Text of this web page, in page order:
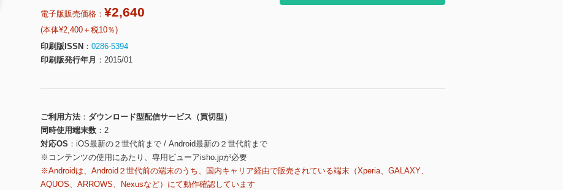
電子版販売価格： ¥2,640
(本体¥2,400＋税10％)
印刷版ISSN
0286-5394
印刷版発行年月
2015/01
ご利用方法
ダウンロード型配信サービス（買切型）
同時使用端末数
2
対応OS
iOS最新の２世代前まで / Android最新の２世代前まで
※コンテンツの使用にあたり、専用ビューアisho.jpが必要
※Androidは、Android２世代前の端末のうち、国内キャリア経由で販売されている端末（Xperia、GALAXY、
AQUOS、ARROWS、Nexusなど）にて動作確認しています